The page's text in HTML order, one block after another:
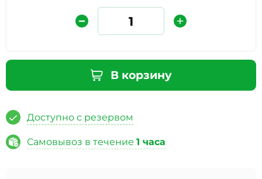
В корзину
Доступно с резервом
Самовывоз в течение 1 часа
Защита от автоматических сообщений